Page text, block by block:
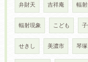
弁財天 吉祥庵 輻
輻射現象 こども
せきし 美濃市 琴